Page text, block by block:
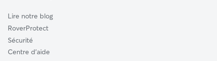
Guerlesquin
Le Fœil
Quintin
Lire notre blog
RoverProtect
Sécurité
Centre d'aide